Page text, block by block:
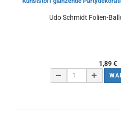
Udo Schmidt Folien-
1,89 €